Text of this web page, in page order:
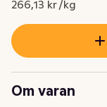
266,13 kr /kg
Om varan